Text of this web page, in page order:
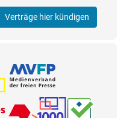
Verträge hier kündigen